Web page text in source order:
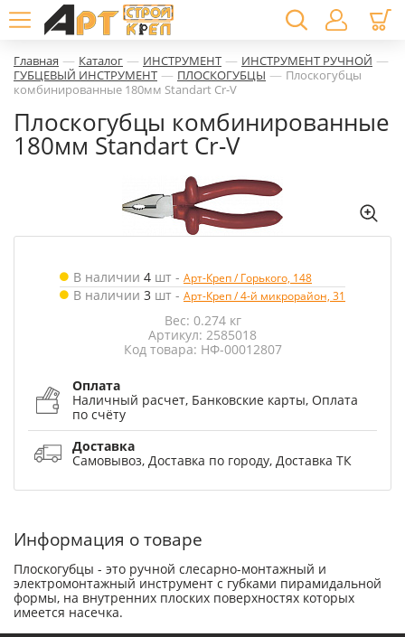
Главная — Каталог — ИНСТРУМЕНТ — ИНСТРУМЕНТ РУЧНОЙ —
ГУБЦЕВЫЙ ИНСТРУМЕНТ — ПЛОСКОГУБЦЫ — Плоскогубцы
комбинированные 180мм Standart Cr-V
Плоскогубцы комбинированные
180мм Standart Cr-V
В наличии 4 шт - Арт-Креп / Горького, 148
В наличии 3 шт - Арт-Креп / 4-й микрорайон, 31
Вес: 0.274 кг
Артикул: 2585018
Код товара: НФ-00012807
Оплата
Наличный расчет, Банковские карты, Оплата
по счёту
Доставка
Самовывоз, Доставка по городу, Доставка ТК
Информация о товаре
Плоскогубцы - это ручной слесарно-монтажный и
электромонтажный инструмент с губками пирамидальной
формы, на внутренних плоских поверхностях которых
имеется насечка.